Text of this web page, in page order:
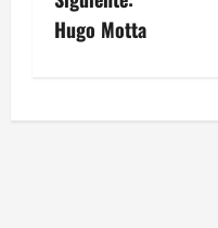
v
g
Hugo Motta